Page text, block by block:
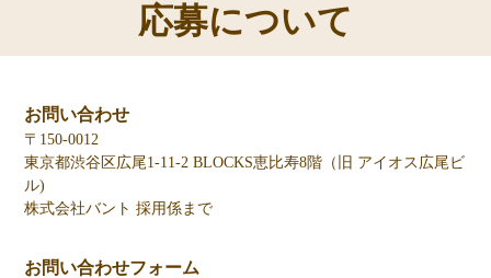
応募について
お問い合わせ
〒150-0012
東京都渋谷区広尾1-11-2 BLOCKS恵比寿8階（旧 アイオス広尾ビ
ル)
株式会社バント 採用係まで
お問い合わせフォーム